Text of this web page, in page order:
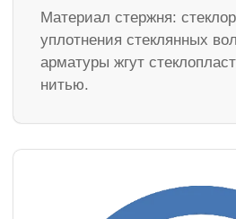
Материал стержня:
уплотнения стеклянных
арматуры жгут
нитью.